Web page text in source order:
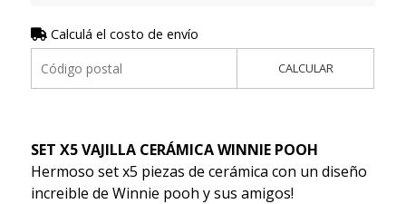
Calculá el costo de envío
CALCULAR
SET X5 VAJILLA CERÁMICA WINNIE POOH
Hermoso set x5 piezas de cerámica con un diseño
increible de Winnie pooh y sus amigos!